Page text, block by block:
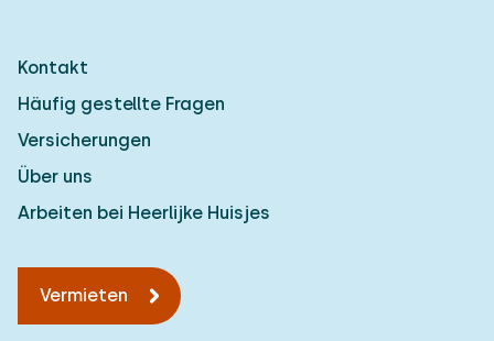
Kontakt
Häufig gestellte Fragen
Versicherungen
Über uns
Arbeiten bei Heerlijke Huisjes
Vermieten